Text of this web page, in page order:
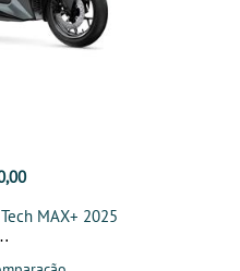
MAX+ 2025